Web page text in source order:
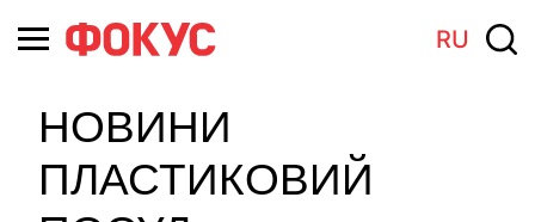
RU
НОВИНИ
ПЛАСТИКОВИЙ